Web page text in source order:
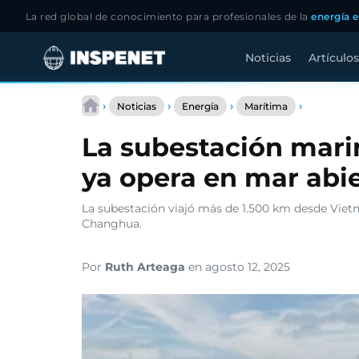
La red global de conocimiento para profesionales de laenergía
Noticias Artículos
› Noticias › Energía › Marítima ›
de
Taipower
Fase
II
ya
opera
La subestación
ya opera en mar
La subestación viajó más de 1.500 km desde
Changhua.
Por Ruth Arteaga en agosto 12, 2025